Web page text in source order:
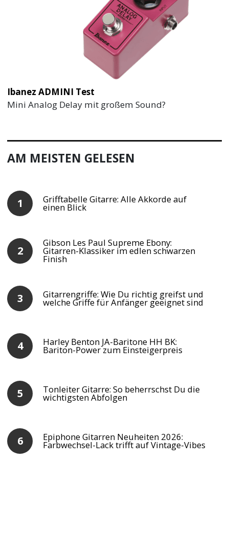
Ibanez ADMINI Test
Mini Analog Delay mit großem Sound?
AM MEISTEN GELESEN
Grifftabelle Gitarre: Alle Akkorde auf
einen Blick
Gibson Les Paul Supreme Ebony:
Gitarren-Klassiker im edlen schwarzen
Finish
Gitarrengriffe: Wie Du richtig greifst und
welche Griffe für Anfänger geeignet sind
Harley Benton JA-Baritone HH BK:
Bariton-Power zum Einsteigerpreis
Tonleiter Gitarre: So beherrschst Du die
wichtigsten Abfolgen
Epiphone Gitarren Neuheiten 2026:
Farbwechsel-Lack trifft auf Vintage-Vibes